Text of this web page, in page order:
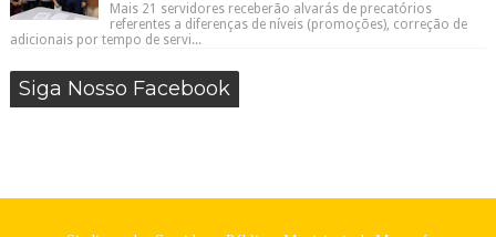
Mais 21 servidores receberão alvarás de precatórios
referentes a diferenças de níveis (promoções), correção de
adicionais por tempo de servi...
Siga Nosso Facebook